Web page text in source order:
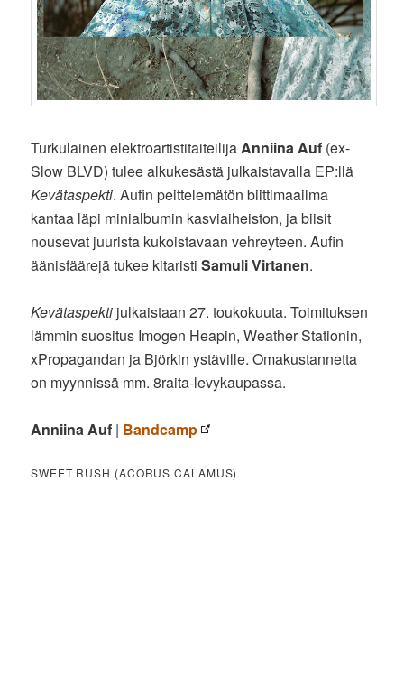
Turkulainen elektroartistitaiteilijaAnniina Auf (ex-
Slow BLVD) tulee alkukesästä julkaistavalla EP:llä
Kevätaspekti. Aufin peittelemätön biittimaailma
kantaa läpi minialbumin kasviaiheiston, ja biisit
nousevat juurista kukoistavaan vehreyteen. Aufin
äänisfäärejä tukee kitaristiSamuli Virtanen.
Kevätaspekti julkaistaan 27. toukokuuta. Toimituksen
lämmin suositus Imogen Heapin, Weather Stationin,
xPropagandan ja Björkin ystäville. Omakustannetta
on myynnissä mm. 8raita-levykaupassa.
Anniina Auf | Bandcamp
SWEET RUSH (ACORUS CALAMUS)